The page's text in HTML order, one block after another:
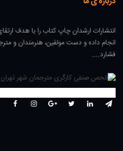
انتشارات ارشدان چاپ کتاب را با هدف
انجام داده و دست مولفین، هنرمندان و
فشارد....